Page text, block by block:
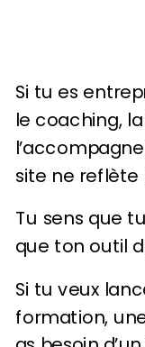
Si tu es
le coaching,
site ne reflète
Tu sens que
que ton outil
Si tu veux
formation,